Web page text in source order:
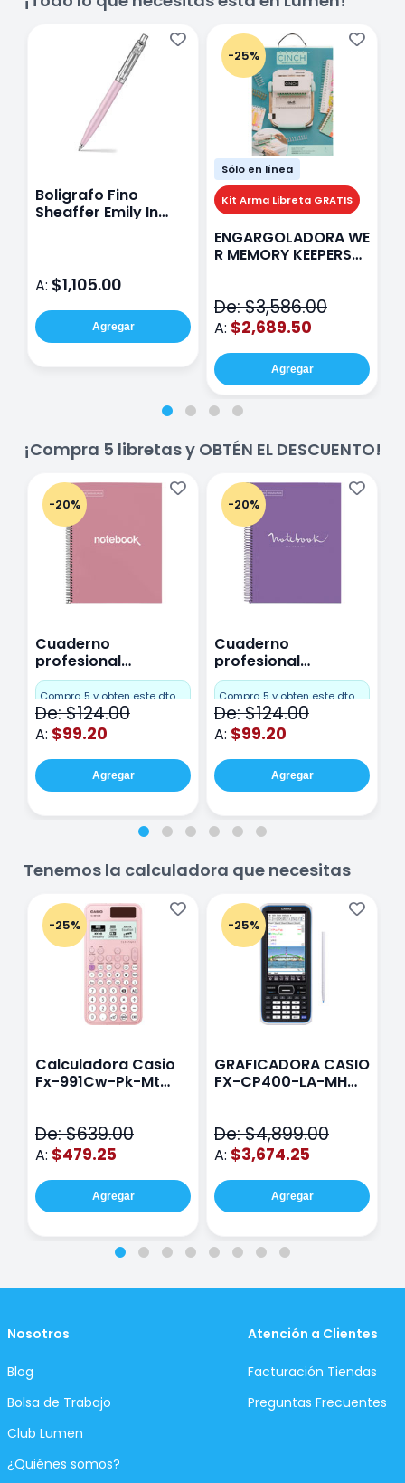
Boligrafo Fino
Sheaffer Emily In
A: $1,105.00
Agregar
-25%
Sólo en línea
Kit Arma Libreta GRATIS
ENGARGOLADORA WE
R MEMORY KEEPERS
De: $3,586.00
A: $2,689.50
Agregar
¡Compra 5 libretas y OBTÉN EL DESCUENTO!
-20%
Cuaderno
profesional
Miquelrius Emotions
Cuadro Chico 80
hojas Rosa
Compra 5 y obten este dto.
De: $124.00
A: $99.20
Agregar
-20%
Cuaderno
profesional
Miquelrius Emotions
raya 80 hojas
Purpura
Compra 5 y obten este dto.
De: $124.00
A: $99.20
Agregar
Tenemos la calculadora que necesitas
-25%
Calculadora Casio
Fx-991Cw-Pk-Mt
De: $639.00
A: $479.25
Agregar
-25%
GRAFICADORA CASIO
FX-CP400-LA-MH
De: $4,899.00
A: $3,674.25
Agregar
Nosotros
Blog
Bolsa de Trabajo
Club Lumen
¿Quiénes somos?
Atención a Clientes
Facturación Tiendas
Preguntas Frecuentes